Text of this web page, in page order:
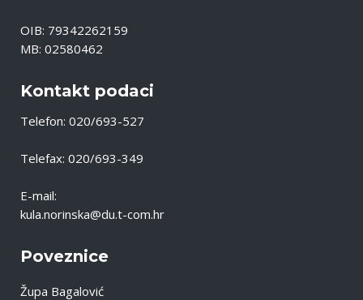
OIB: 79342262159
MB: 02580462
Kontakt podaci
Telefon: 020/693-527
Telefax: 020/693-349
E-mail:
kula.norinska@du.t-com.hr
Poveznice
Župa Bagalović